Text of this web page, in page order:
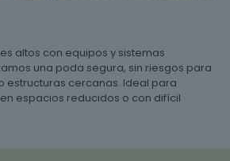
altos con equipos y sistemas
una poda segura, sin riesgos para
estructuras cercanas. Ideal para
espacios reducidos o con difícil